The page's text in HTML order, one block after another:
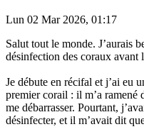
Lun 02 Mar 2026, 01:17
Salut tout le monde. J’aurais
désinfection des coraux avant
Je débute en récifal et j’ai eu
premier corail : il m’a
me débarrasser. Pourtant,
désinfecter, et il m’avait dit